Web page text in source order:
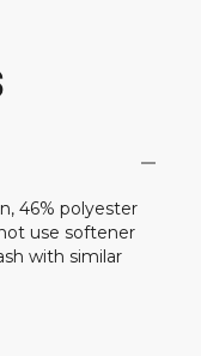
46% polyester
use softener
with similar